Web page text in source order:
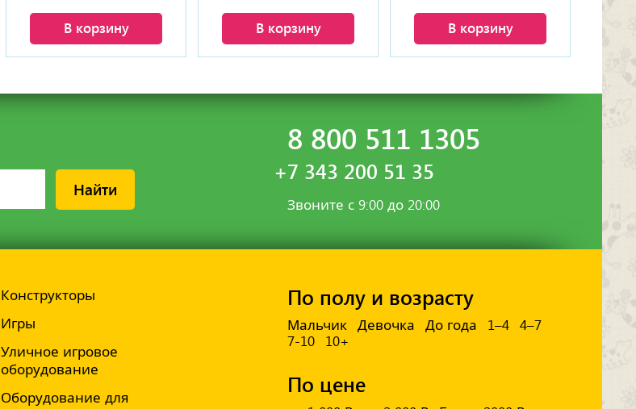
В корзину В корзину В корзину
8 800 511 1305
+7 343 200 51 35
Звоните с 9:00 до 20:00
Найти
По полу и возрасту
Мальчик Девочка До года 1–4
4–7
7-10
10+
По цене
Конструкторы
Игры
Уличное игровое
оборудование
Оборудование для